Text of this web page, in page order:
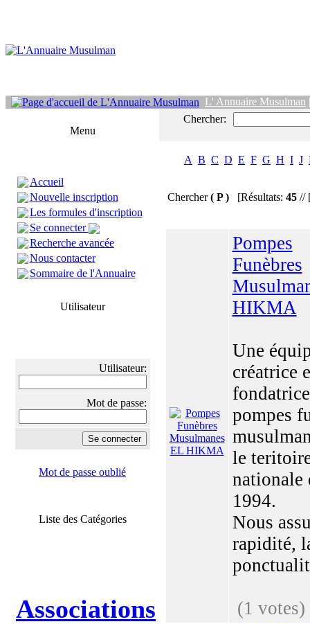
L' Annuaire Musulman
Menu
Accueil
Nouvelle inscription
Les formules d'inscription
Se connecter
Recherche avancée
Nous contacter
Sommaire de l'Annuaire
Utilisateur
Utilisateur:
Mot de passe:
Mot de passe oublié
Liste des Catégories
Associations
Chercher:
A B C D E F G H I J
Chercher( P ) [Résultats: 45 //
Pompes
Funèbres
HIKMA
Une
créatrice
pompes
le
nationale
1994.
Nous
rapidité,
(1 votes)